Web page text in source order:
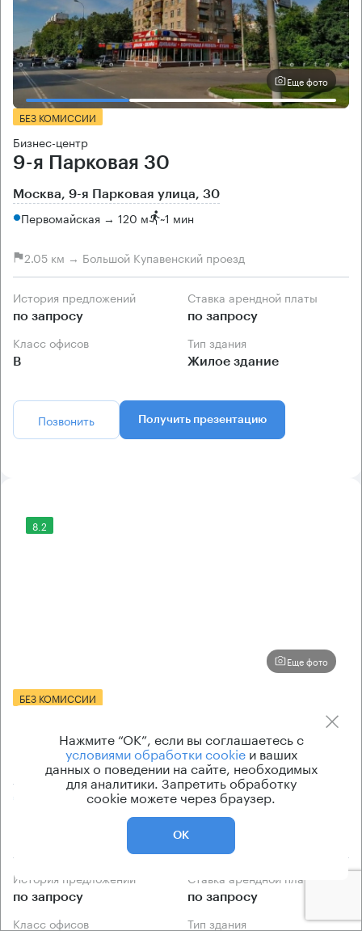
Еще фото
БЕЗ КОМИССИИ
Бизнес-центр
9-я Парковая 30
Москва, 9-я Парковая улица, 30
Первомайская → 120 м ~1 мин
2.05 км → Большой Купавенский проезд
История предложений
по запросу
Ставка арендной платы
по запросу
Класс офисов
B
Тип здания
Жилое здание
Позвонить Получить презентацию
8.2
Еще фото
БЕЗ КОМИССИИ
9-я Парковая 32 с3
Москва, 9-я Парковая улица, 32 с3
Первомайская → 90 м ~1 мин
2.08 км → Большой Купавенский проезд
История предложений
по запросу
Ставка арендной платы
по запросу
Класс офисов Тип здания
Нажмите “ОК”, если вы соглашаетесь с
условиями обработки cookieи ваших
данных о поведении на сайте, необходимых
для аналитики. Запретить обработку
cookie можете через браузер.
ОК